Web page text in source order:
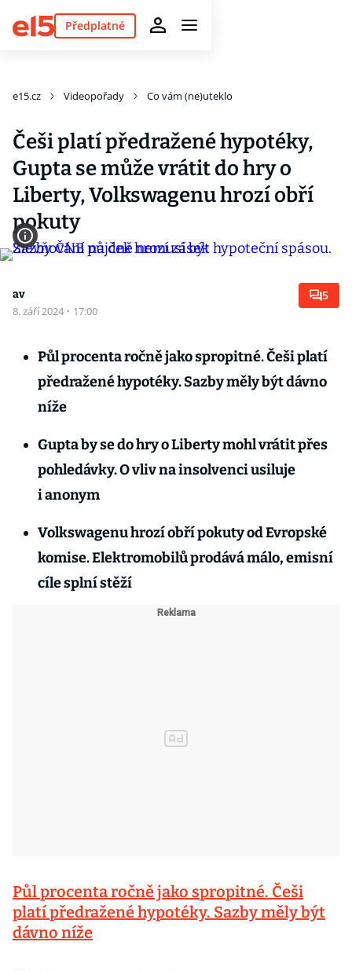
Předplatné
e15.cz Videopořady Co vám (ne)uteklo
Češi platí předražené hypotéky,
Gupta se může vrátit do hry o
Liberty, Volkswagenu hrozí obří
pokuty
av
8. září 2024 · 17:00
5
Půl procenta ročně jako spropitné. Češi platí
předražené hypotéky. Sazby měly být dávno
níže
Gupta by se do hry o Liberty mohl vrátit přes
pohledávky. O vliv na insolvenci usiluje
i anonym
Volkswagenu hrozí obří pokuty od Evropské
komise. Elektromobilů prodává málo, emisní
cíle splní stěží
Půl procenta ročně jako spropitné. Češi
platí předražené hypotéky. Sazby měly být
dávno níže